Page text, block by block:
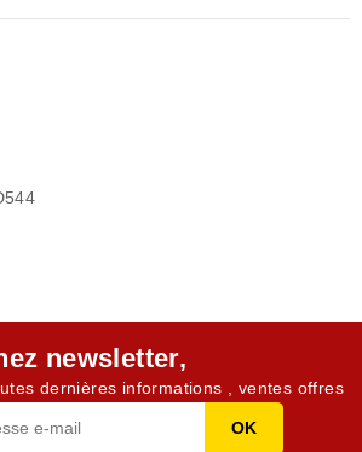
newsletter,
dernières informations , ventes offres